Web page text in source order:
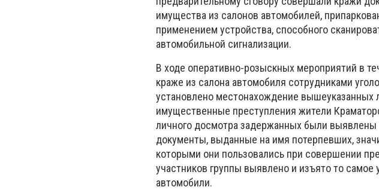
имущества из салонов автомобилей,
применением устройства, способного
автомобильной сигнализации.
В ходе оперативно-розыскных мероприятий в
краже из салона автомобиля сотрудниками
установлено местонахождение вышеуказанных
имущественные преступления жители
личного досмотра задержанных были
документы, выданные на имя потерпевших,
которыми они пользовались при совершении
участников группы выявлено и изъято то
автомобили.